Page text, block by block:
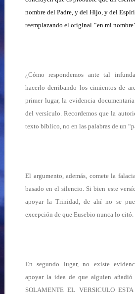
nombre del Padre, y del Hijo, y del
reemplazando el original “en mi
¿Cómo respondemos ante tal
hacerlo derribando los cimientos de
primer lugar, la evidencia
del versículo. Recordemos que la
texto bíblico, no en las palabras de un
El argumento, además, comete la
basado en el silencio. Si bien este
apoyar la Trinidad, de ahí no se
excepción de que Eusebio nunca lo citó.
En segundo lugar, no existe
apoyar la idea de que alguien
SOLAMENTE EL VERSICULO